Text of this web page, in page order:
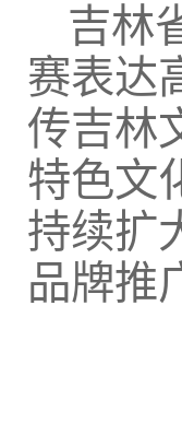
吉林
赛表达
传吉林
特色文
持续扩
品牌推